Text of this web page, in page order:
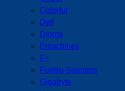
Colorful
Dell
Digma
Emachines
F+
Fujitsu-Siemens
Gigabyte